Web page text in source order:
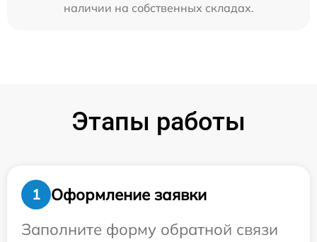
наличии на собственных складах.
Этапы работы
1
Оформление заявки
Заполните форму обратной связи